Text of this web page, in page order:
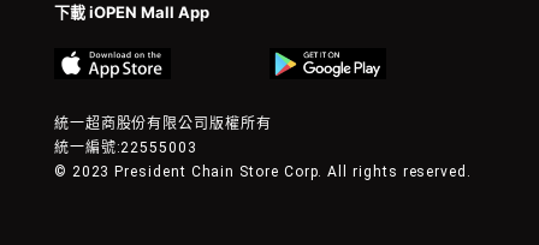
下載 iOPEN Mall App
統一超商股份有限公司版權所有
統一編號:22555003
© 2023 President Chain Store Corp. All rights reserved.